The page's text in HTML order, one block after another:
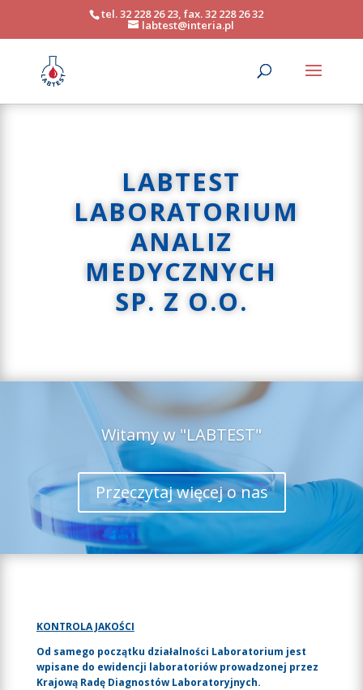
tel. 32 228 26 23, fax. 32 228 26 32
labtest@interia.pl
LABTEST
LABORATORIUM
ANALIZ
MEDYCZNYCH
SP. Z O.O.
Witamy w "LABTEST"
Przeczytaj więcej o nas
KONTROLA JAKOŚCI
Od samego początku działalności Laboratorium jest
wpisane do ewidencji laboratoriów prowadzonej przez
Krajową Radę Diagnostów Laboratoryjnych.